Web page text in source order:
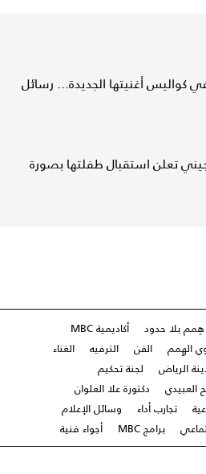
كواليس أغنيتها الجديدة... رسائل
تعلن استقبال طفلتها بصورة
هِمم بلا حدود
أكاديمية MBC
الهِمم الفن الترفيه
الغناء
الرياض
لجنة تحكيم
العبيدي
دكتورة علا العلوان
تجارب أداء
وسائل الإعلام
برامج MBC أجواء فنية